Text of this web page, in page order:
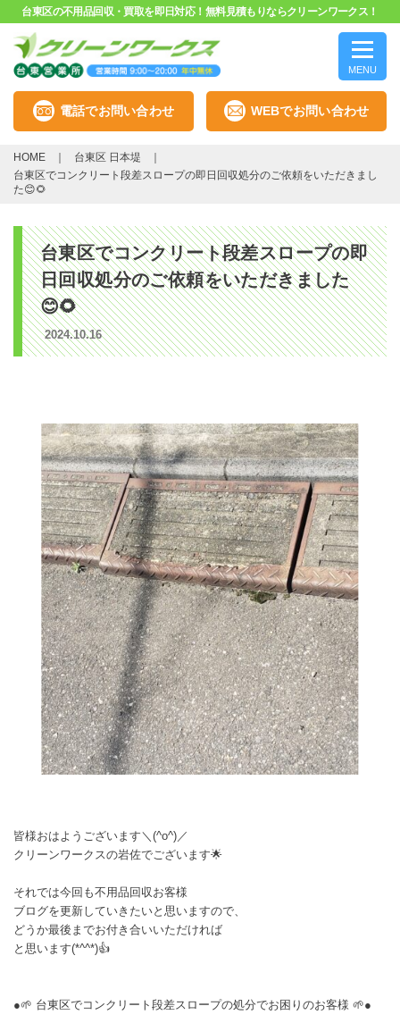
台東区の不用品回収・買取を即日対応！無料見積もりならクリーンワークス！
MENU
電話でお問い合わせ WEBでお問い合わせ
HOME
台東区 日本堤
台東区でコンクリート段差スロープの即日回収処分のご依頼をいただきまし
た😊🌻
台東区でコンクリート段差スロープの即
日回収処分のご依頼をいただきました
😊🌻
2024.10.16
皆様おはようございます＼(^o^)／
クリーンワークスの岩佐でございます🌟
それでは今回も不用品回収お客様
ブログを更新していきたいと思いますので、
どうか最後までお付き合いいただければ
と思います(*^^*)👍
●🌱 台東区でコンクリート段差スロープの処分でお困りのお客様 🌱●